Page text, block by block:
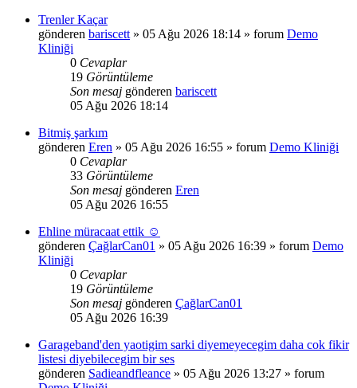
Trenler Kaçar
gönderen bariscett » 05 Ağu 2026 18:14 » forum Demo
Kliniği
0 Cevaplar
19 Görüntüleme
Son mesaj gönderen bariscett
05 Ağu 2026 18:14
Bitmiş şarkım
gönderen Eren » 05 Ağu 2026 16:55 » forum Demo Kliniği
0 Cevaplar
33 Görüntüleme
Son mesaj gönderen Eren
05 Ağu 2026 16:55
Ehline müracaat ettik ☺️
gönderen ÇağlarCan01 » 05 Ağu 2026 16:39 » forum Demo
Kliniği
0 Cevaplar
19 Görüntüleme
Son mesaj gönderen ÇağlarCan01
05 Ağu 2026 16:39
Garageband'den yaotigim sarki diyemeyecegim daha cok fikir
listesi diyebilecegim bir ses
gönderen Sadieandfleance » 05 Ağu 2026 13:27 » forum